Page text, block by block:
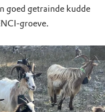
goed getrainde kudde
groeve.